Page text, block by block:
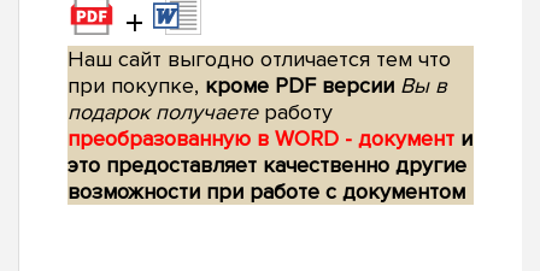
+
Наш сайт выгодно отличается тем что
при покупке, кроме PDF версии Вы в
подарок получаетеработу
преобразованную в WORD - документ и
это предоставляет качественно другие
возможности при работе с документом